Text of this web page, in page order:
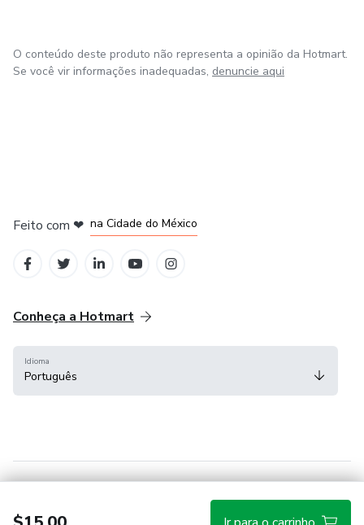
O conteúdo deste produto não representa a opinião da Hotmart.
Se você vir informações inadequadas, denuncie aqui
Feito com ❤ na Cidade do México
Conheça a Hotmart
Idioma
Português